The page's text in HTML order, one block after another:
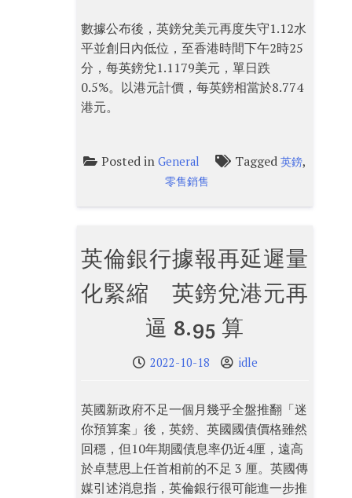
數據公布後，英鎊兌美元再度失守1.12水
平並創日內低位，至香港時間下午2時25
分，每英鎊兌1.1179美元，單日跌
0.5%。以港元計價，每英鎊相當於8.774
港元。
Posted inGeneral Tagged英鎊,
零售銷售
英倫銀行據報再延遲量
化緊縮 英鎊兌港元再
逼 8.95 算
2022-10-18 idle
英國新政府不足一個月幾乎全盤推翻「迷
你預算案」後，英鎊、英國國債價格雖然
回穩，但10年期國債息率仍近4厘，遠高
於卓慧思上任首相前的不足 3 厘。英國傳
媒引述消息指，英倫銀行很可能進一步推